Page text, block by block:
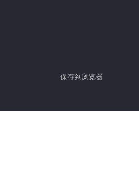
保存到浏览器